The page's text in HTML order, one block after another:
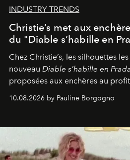
INDUSTRY TRENDS
Christie’s met aux
du "Diable s’habille en
Chez Christie’s, les silhouettes
nouveau Diable s’habille en
proposées aux enchères au
10.08.2026 by Pauline Borgogno